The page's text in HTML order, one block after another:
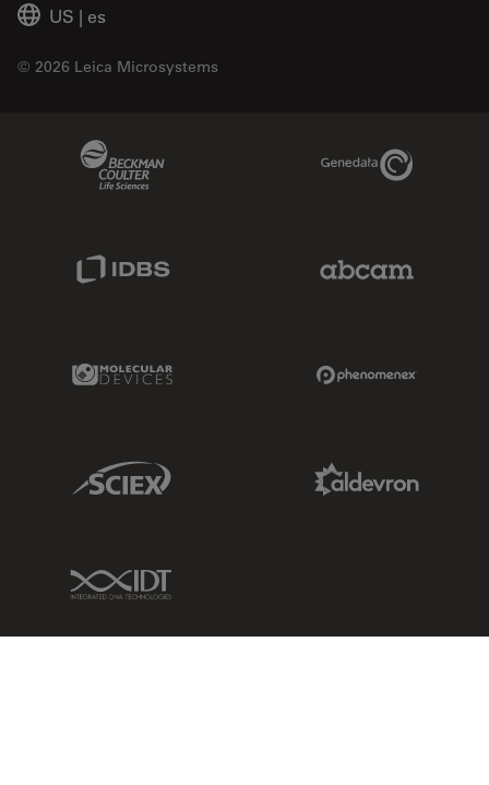
US | es
© 2026 Leica Microsystems
Genedata Link
Molecular Devices Link
Sciex Link
IDT Link